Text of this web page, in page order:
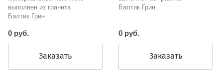
выполнен из гранита
Балтик Грин
0 руб.
Заказать
Балтик Грин
0 руб.
Заказать